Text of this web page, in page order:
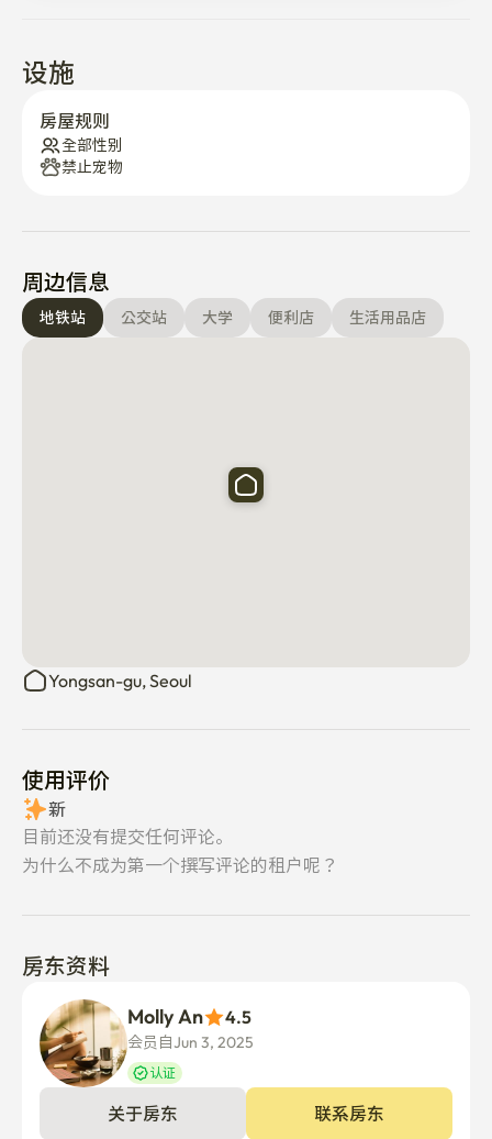
设施
房屋规则
全部性别
禁止宠物
周边信息
地铁站 公交站 大学 便利店 生活用品店
Yongsan-gu, Seoul
使用评价
新
目前还没有提交任何评论。
为什么不成为第一个撰写评论的租户呢？
房东资料
Molly An 4.5
会员自Jun 3, 2025
认证
关于房东 联系房东